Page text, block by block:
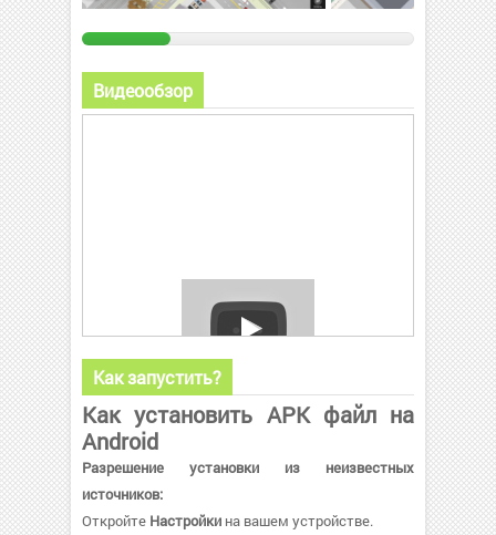
Видеообзор
Как запустить?
Как установить APK файл на
Android
Разрешение установки из неизвестных
источников:
Откройте Настройки на вашем устройстве.